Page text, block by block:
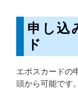
申し込
ド
エポスカードの
頭から可能です。